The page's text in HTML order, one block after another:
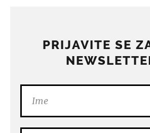
PRIJAVITE SE